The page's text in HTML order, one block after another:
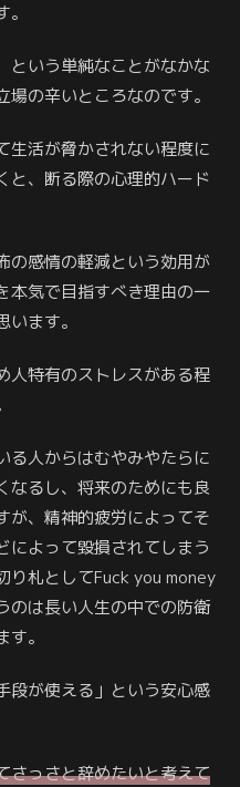
という単純なことがなかな
の辛いところなのです。
生活が脅かされない程度に
と、断る際の心理的ハード
の感情の軽減という効用が
本気で目指すべき理由の一
ます。
人特有のストレスがある程
る人からはむやみやたらに
なるし、将来のためにも良
が、精神的疲労によってそ
によって毀損されてしまう
り札としてFuck you money
のは長い人生の中での防衛
。
段が使える」という安心感
さっさと辞めたいと考えて